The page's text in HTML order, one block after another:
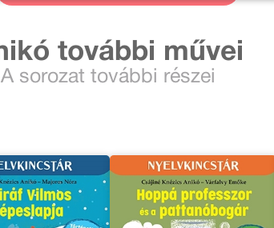
további művei
A sorozat további részei